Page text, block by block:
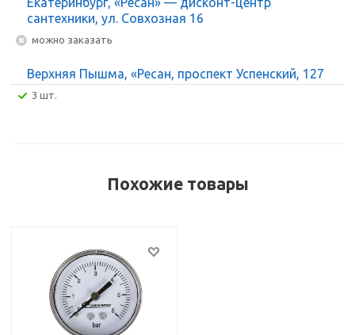
сантехники, ул. Совхозная 16
Можно заказать
Верхняя Пышма, «Ресан, проспект Успенский, 127
3 шт.
Похожие товары